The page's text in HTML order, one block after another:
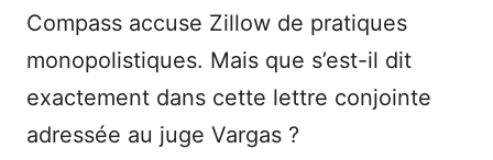
Compass accuse Zillow de pratiques
monopolistiques. Mais que s’est-il dit
exactement dans cette lettre conjointe
adressée au juge Vargas ?